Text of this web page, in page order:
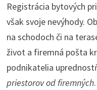
Registrácia bytových
však svoje nevýhody.
na schodoch či na
život a firemná pošta
podnikatelia
priestorov od firemných.